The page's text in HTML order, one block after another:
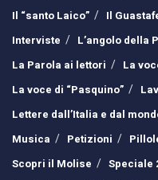
Il “santo Laico”
Il
Interviste
L’angolo della
La Parola ai lettori
La
La voce di “Pasquino”
Lettere dall’Italia e dal
Musica
Petizioni
Scopri il Molise
Speciale